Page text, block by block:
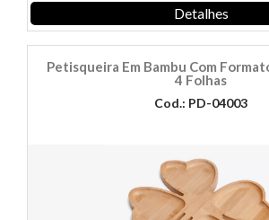
Detalhes
Petisqueira Em Bambu Com
4 Folhas
Cod.: PD-04003